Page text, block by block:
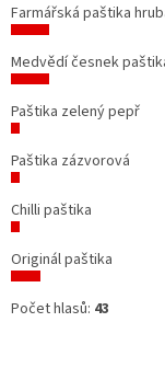
Farmářská paštika
Medvědí česnek
Paštika zelený pepř
Paštika zázvorová
Chilli paštika
Originál paštika
Počet hlasů: 43